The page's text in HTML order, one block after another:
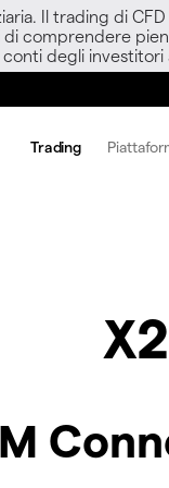
Il trading di
di comprendere
conti degli investitori
Trading